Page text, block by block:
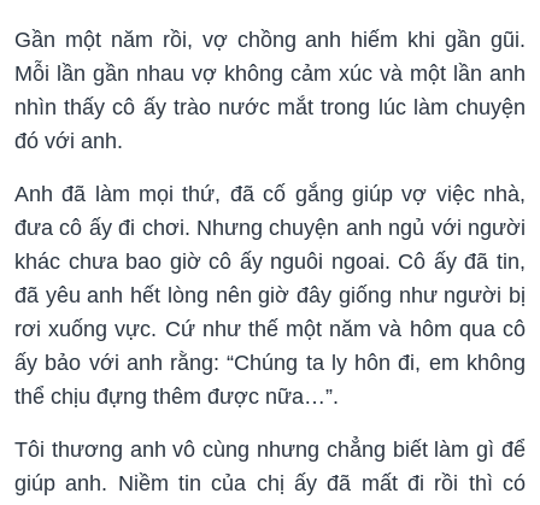
Gần một năm rồi, vợ chồng anh hiếm khi gần gũi.
Mỗi lần gần nhau vợ không cảm xúc và một lần anh
nhìn thấy cô ấy trào nước mắt trong lúc làm chuyện
đó với anh.
Anh đã làm mọi thứ, đã cố gắng giúp vợ việc nhà,
đưa cô ấy đi chơi. Nhưng chuyện anh ngủ với người
khác chưa bao giờ cô ấy nguôi ngoai. Cô ấy đã tin,
đã yêu anh hết lòng nên giờ đây giống như người bị
rơi xuống vực. Cứ như thế một năm và hôm qua cô
ấy bảo với anh rằng: “Chúng ta ly hôn đi, em không
thể chịu đựng thêm được nữa…”.
Tôi thương anh vô cùng nhưng chẳng biết làm gì để
giúp anh. Niềm tin của chị ấy đã mất đi rồi thì có